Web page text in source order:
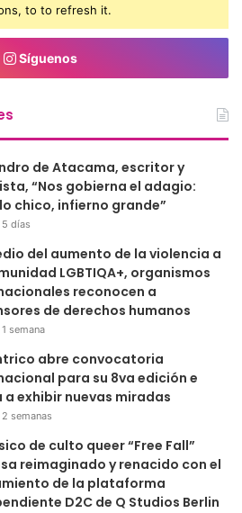
to to refresh it.
Síguenos
de Atacama, escritor y
“Nos gobierna el adagio:
chico, infierno grande”
5 días
del aumento de la violencia a
LGBTIQA+, organismos
reconocen a
de derechos humanos
semana
abre convocatoria
para su 8va edición e
a exhibir nuevas miradas
2 semanas
de culto queer “Free Fall”
reimaginado y renacido con el
de la plataforma
D2C de Q Studios Berlin